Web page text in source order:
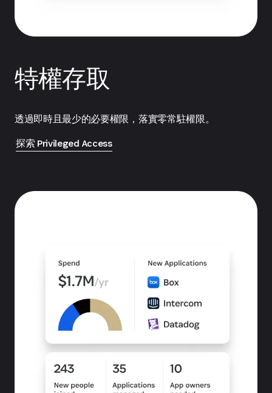
特權存取
透過即時且最少的必要權限，落實零常駐權限。
探索 Privileged Access